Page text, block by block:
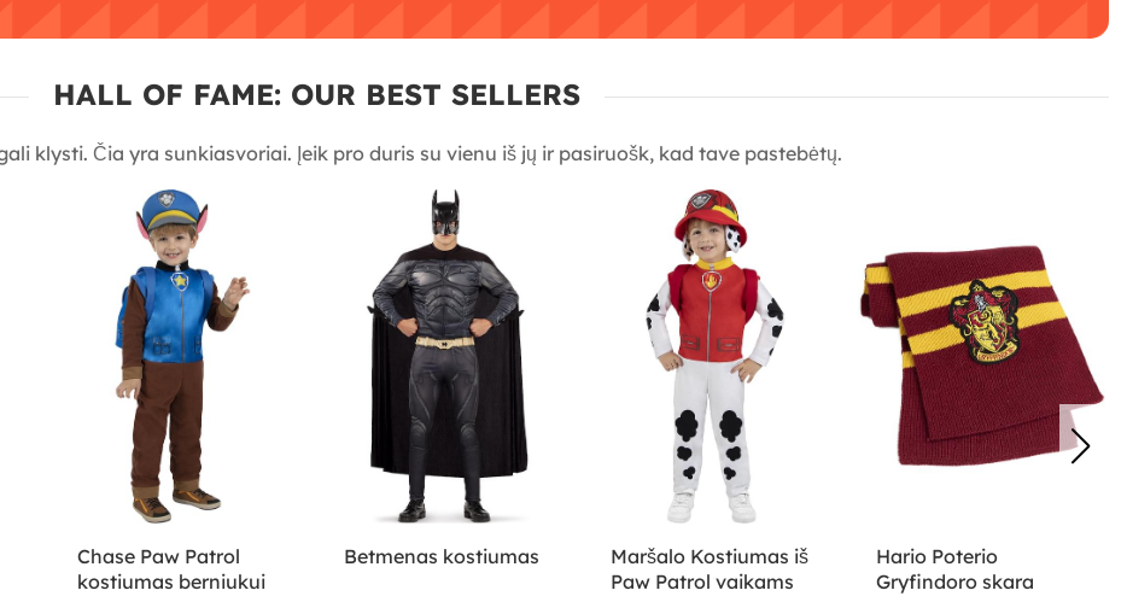
HALL OF FAME: OUR BEST SELLERS
klysti. Čia yra sunkiasvoriai. Įeik pro duris su vienu iš jų ir pasiruošk, kad tave pastebėtų.
Chase Paw Patrol
kostiumas berniukui
Betmenas kostiumas
Maršalo Kostiumas iš
Paw Patrol vaikams
Hario Poterio
Gryfindoro skara